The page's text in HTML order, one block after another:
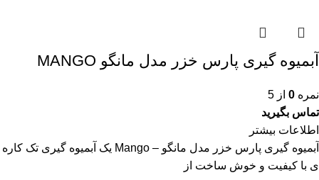
آبمیوه گیری پارس خزر مدل مانگو MANGO
نمره 0 از 5
تماس بگیرید
اطلاعات بیشتر
آبمیوه گیری پارس خزر مدل مانگو – Mango یک آبمیوه گیری تک کاره
ی با کیفیت و خوش ساخت از